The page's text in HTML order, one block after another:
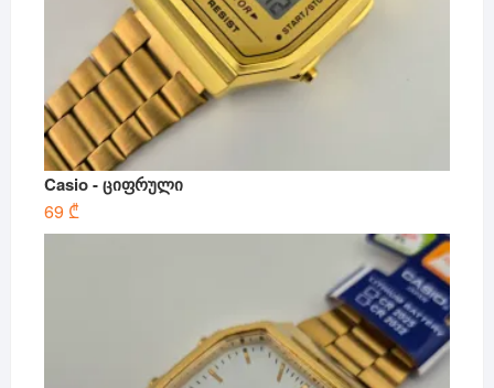
Casio - ციფრული
69 ₾